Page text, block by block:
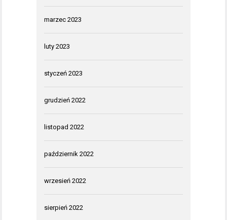
marzec 2023
luty 2023
styczeń 2023
grudzień 2022
listopad 2022
październik 2022
wrzesień 2022
sierpień 2022